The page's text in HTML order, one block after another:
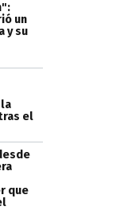
un
y su
el
que